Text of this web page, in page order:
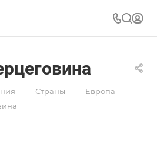
— Страны — Европа